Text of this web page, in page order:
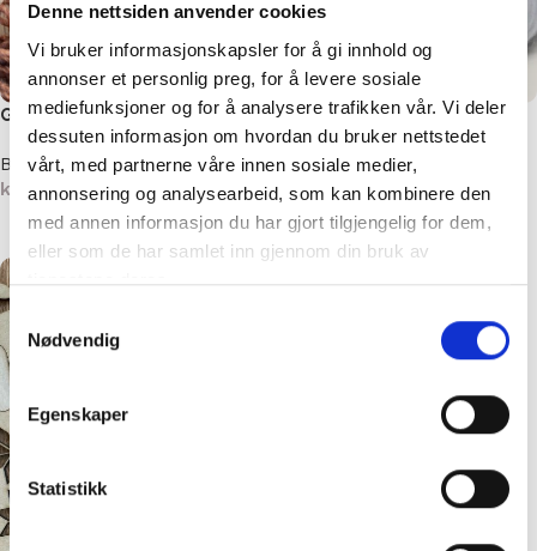
Denne nettsiden anvender cookies
Vi bruker informasjonskapsler for å gi innhold og
annonser et personlig preg, for å levere sosiale
mediefunksjoner og for å analysere trafikken vår. Vi deler
dessuten informasjon om hvordan du bruker nettstedet
vårt, med partnerne våre innen sosiale medier,
annonsering og analysearbeid, som kan kombinere den
med annen informasjon du har gjort tilgjengelig for dem,
eller som de har samlet inn gjennom din bruk av
tjenestene deres.
Samtykkevalg
Nødvendig
Egenskaper
Statistikk
Garnmåler
Blokkere og målere
kr
69,00
Legg i handlekurv
Strikkepinnemåler
Blokkere og målere
kr49,00 – kr129,00
Velg alternativ